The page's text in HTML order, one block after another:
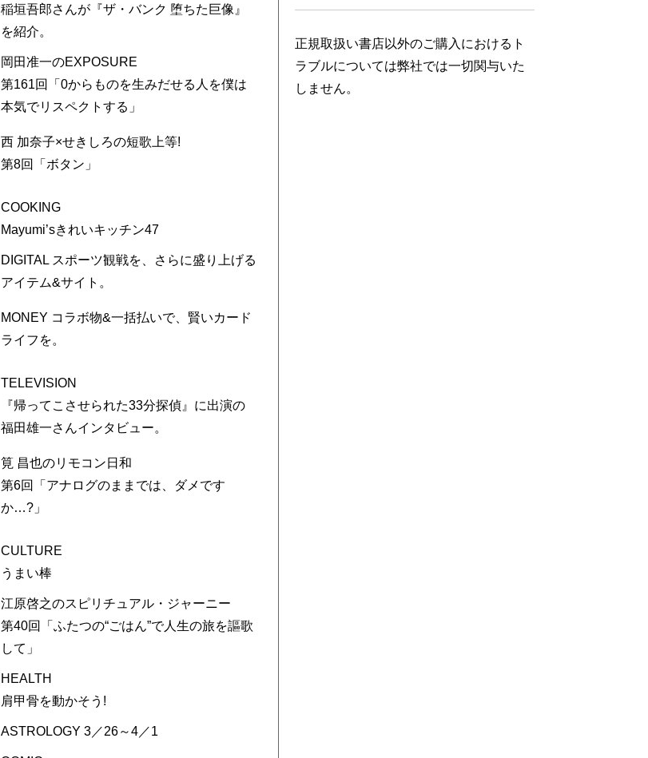
稲垣吾郎さんが『ザ・バンク 堕ちた巨像』
を紹介。
岡田准一のEXPOSURE
第161回「0からものを生みだせる人を僕は
本気でリスペクトする」
西 加奈子×せきしろの短歌上等!
第8回「ボタン」
COOKING
Mayumi’sきれいキッチン47
DIGITAL スポーツ観戦を、さらに盛り上げる
アイテム&サイト。
MONEY コラボ物&一括払いで、賢いカード
ライフを。
TELEVISION
『帰ってこさせられた33分探偵』に出演の
福田雄一さんインタビュー。
筧 昌也のリモコン日和
第6回「アナログのままでは、ダメです
か…?」
CULTURE
うまい棒
江原啓之のスピリチュアル・ジャーニー
第40回「ふたつの“ごはん”で人生の旅を謳歌
して」
HEALTH
肩甲骨を動かそう!
ASTROLOGY 3／26～4／1
正規取扱い書店以外のご購入におけるト
ラブルについては弊社では一切関与いた
しません。